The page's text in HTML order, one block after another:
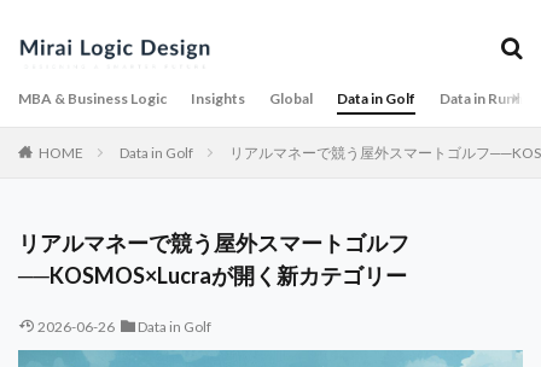
MBA & Business Logic Insights Global Data in Golf Data in
HOME Data in Golf リアルマネーで競う屋外スマートゴルフ
リアルマネーで競う屋外スマートゴルフ
──KOSMOS×Lucraが開く新カテゴリー
2026-06-26 Data in Golf